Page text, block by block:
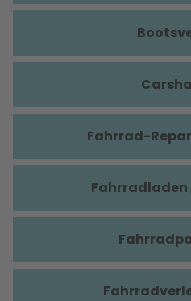
Fahrrad-